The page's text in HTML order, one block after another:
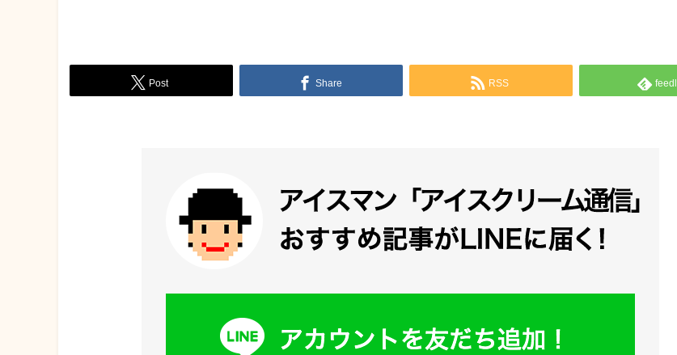
Post Share RSS